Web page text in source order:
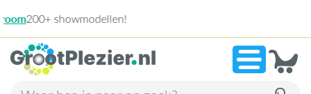
»13.945 beoordelingen!